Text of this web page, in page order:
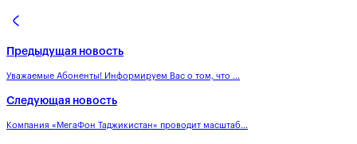
Предыдущая новость
Уважаемые Абоненты! Информируем Вас о том, что ...
Следующая новость
Компания «МегаФон Таджикистан» проводит масштаб...